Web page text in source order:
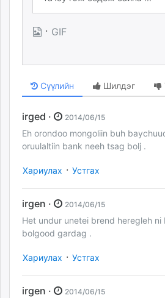
· GIF
Сүүлийн Шилдэг
irged · 2014/06/15
Eh orondoo mongoliin buh
oruulaltiin bank neeh tsag bolj .
Хариулах · Устгах
irgen · 2014/06/15
Het undur unetei brend heregleh ni
bolgood gardag .
Хариулах · Устгах
irgen · 2014/06/15